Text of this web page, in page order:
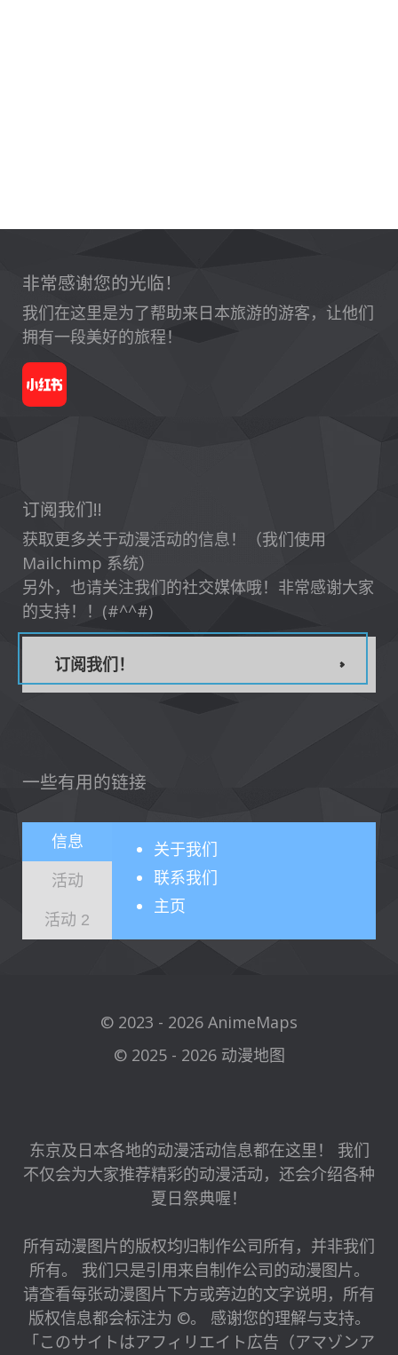
非常感谢您的光临！
我们在这里是为了帮助来日本旅游的游客，让他们
拥有一段美好的旅程！
订阅我们!!
获取更多关于动漫活动的信息！（我们使用
Mailchimp 系统）
另外，也请关注我们的社交媒体哦！非常感谢大家
的支持！！(#^^#)
订阅我们！
一些有用的链接
信息
活动
活动 2
关于我们
联系我们
主页
© 2023 - 2026 AnimeMaps
© 2025 - 2026 动漫地图
东京及日本各地的动漫活动信息都在这里！ 我们
不仅会为大家推荐精彩的动漫活动，还会介绍各种
夏日祭典喔！
所有动漫图片的版权均归制作公司所有，并非我们
所有。 我们只是引用来自制作公司的动漫图片。
请查看每张动漫图片下方或旁边的文字说明，所有
版权信息都会标注为 ©。 感谢您的理解与支持。
「このサイトはアフィリエイト広告（アマゾンア